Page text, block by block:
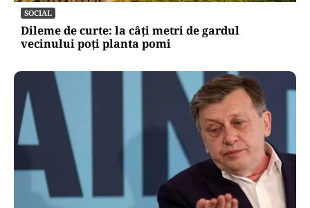
SOCIAL
Dileme de curte: la câți metri de gardul
vecinului poți planta pomi